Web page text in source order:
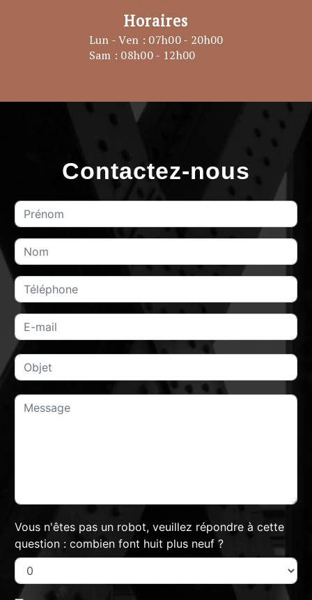
Horaires
Lun - Ven : 07h00 - 20h00
Sam : 08h00 - 12h00
Contactez-nous
Vous n'êtes pas un robot, veuillez répondre à cette
question : combien font huit plus neuf ?